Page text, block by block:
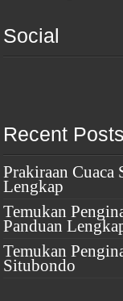
Social
Recent Posts
Prakiraan
Lengkap
Temukan
Panduan
Temukan
Situbondo